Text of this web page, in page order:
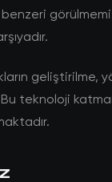
Bu teknoloji